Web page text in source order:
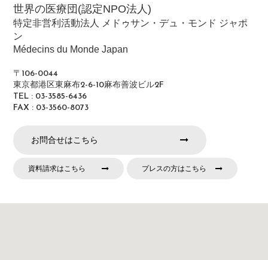
世界の医療団(認定NPO法人)
特定非営利活動法人 メドゥサン・デュ・モンド ジャポ
ン
Médecins du Monde Japan
〒106-0044
東京都港区東麻布2-6-10麻布善波ビル2F
TEL : 03-3585-6436
FAX : 03-3560-8073
お問合せはこちら
資料請求はこちら プレスの方はこちら